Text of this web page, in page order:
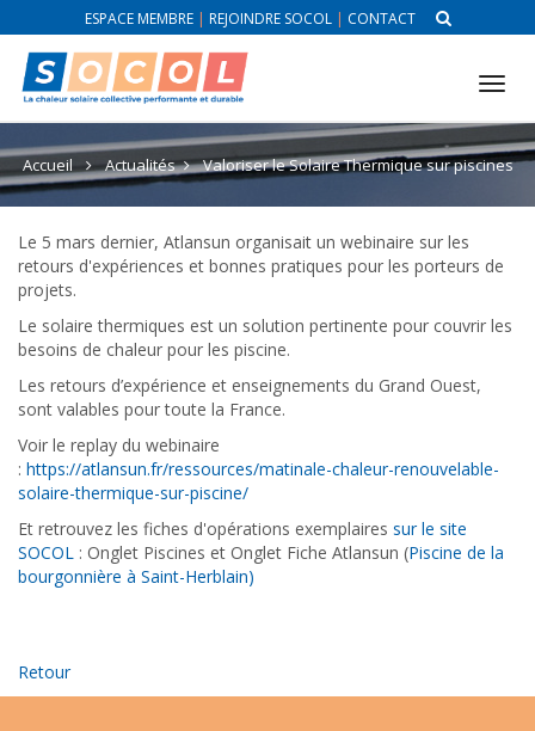
ESPACE MEMBRE| REJOINDRE SOCOL| CONTACT
Accueil Actualités Valoriser le Solaire Thermique sur piscines
Le 5 mars dernier, Atlansun organisait un webinaire sur les
retours d'expériences et bonnes pratiques pour les porteurs de
projets.
Le solaire thermiques est un solution pertinente pour couvrir les
besoins de chaleur pour les piscine.
Les retours d’expérience et enseignements du Grand Ouest,
sont valables pour toute la France.
Voir le replay du webinaire
: https://atlansun.fr/ressources/matinale-chaleur-renouvelable-
solaire-thermique-sur-piscine/
Et retrouvez les fiches d'opérations exemplaires sur le site
SOCOL : Onglet Piscines et Onglet Fiche Atlansun (Piscine de la
bourgonnière à Saint-Herblain)
Retour